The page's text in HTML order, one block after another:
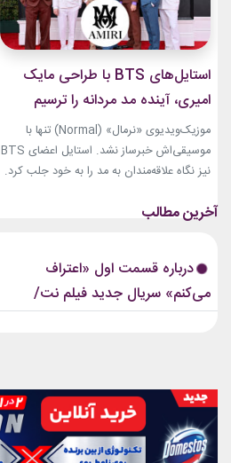
استایل‌های BTS با طراحی مایک
امیری، آینده مد مردانه را ترسیم
کردند
موزیک‌ویدیوی «نرمال» (Normal) تنها با
موسیقی‌اش خبرساز نشد. استایل اعضای BTS
نیز نگاه علاقه‌مندان به مد را به خود جلب کرد.
(Amiri)، متعلق به طراح آمریکاییِ ایرانی‌تبار،
است که در تمام این اوت‌فیت‌ها دیده...
درباره قسمت اول «اعتراف
می‌کنم» سریال جدید فیلم نت/
پرونده های راکد پلیسی باز می‌شود